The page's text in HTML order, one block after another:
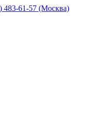
483-61-57 (Москва)